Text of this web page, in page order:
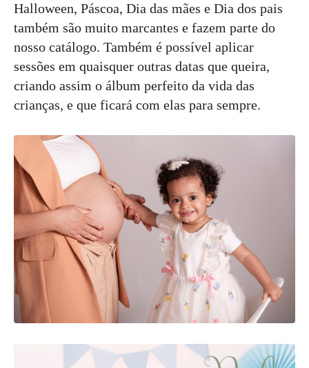
Halloween, Páscoa, Dia das mães e Dia dos pais
também são muito marcantes e fazem parte do
nosso catálogo. Também é possível aplicar
sessões em quaisquer outras datas que queira,
criando assim o álbum perfeito da vida das
crianças, e que ficará com elas para sempre.